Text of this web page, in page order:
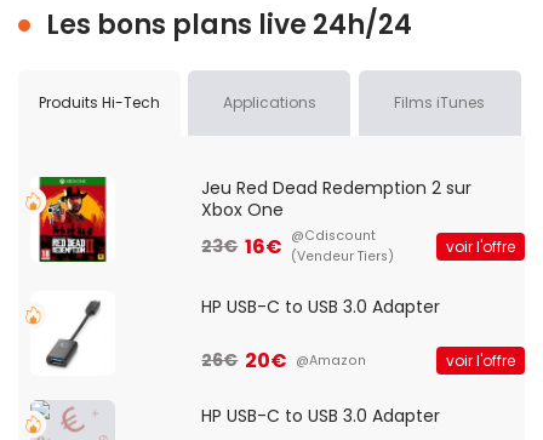
Les bons plans live 24h/24
Produits Hi-Tech Applications Films iTunes
Jeu Red Dead Redemption 2 sur
Xbox One
23€ 16€ @Cdiscount
(Vendeur Tiers)
voir l'offre
HP USB-C to USB 3.0 Adapter
26€ 20€ @Amazon voir l'offre
HP USB-C to USB 3.0 Adapter